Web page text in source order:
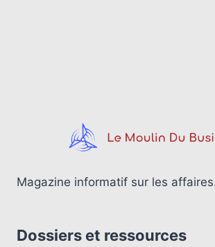
Magazine informatif sur les
Dossiers et ressources